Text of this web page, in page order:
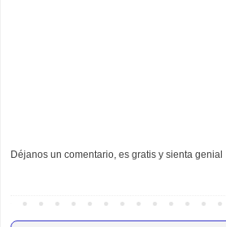
Déjanos un comentario, es gratis y sienta genial